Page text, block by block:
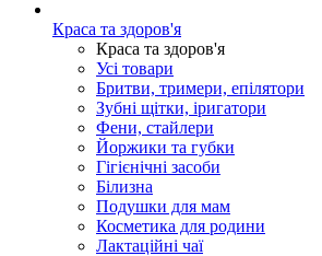
Краса та здоров'я
Краса та здоров'я
Усі товари
Бритви, тримери, епілятори
Зубні щітки, іригатори
Фени, стайлери
Йоржики та губки
Гігієнічні засоби
Білизна
Подушки для мам
Косметика для родини
Лактаційні чаї